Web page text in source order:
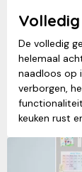
De volledig
helemaal
naadloos op
verborgen,
keuken rust